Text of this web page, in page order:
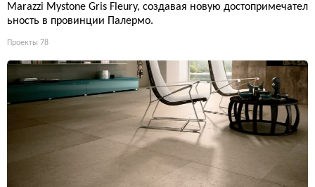
Marazzi Mystone Gris Fleury, создавая новую достопримечател
ьность в провинции Палермо.
Проекты 78